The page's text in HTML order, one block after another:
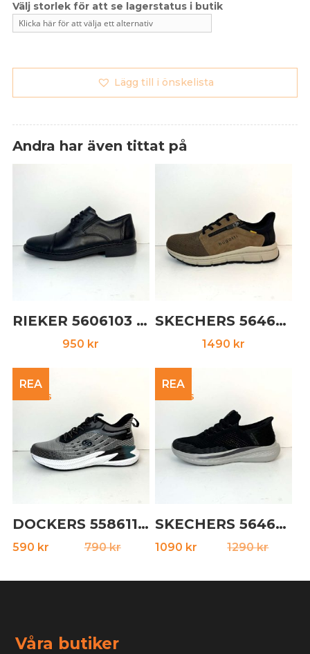
Lägg till i önskelista
Andra har även tittat på
RIEKER 5606103 svart
950 kr
SKECHERS 5646133 svart
1490 kr
REA
DOCKERS 5586114 grå
790krDet
590 kr
Det
REA
SKECHERS 5646123 svart
1290krDet
1090 kr
Det
Våra butiker